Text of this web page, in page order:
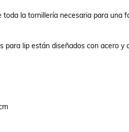
la tornillería necesaria para una
para lip están diseñados con acero